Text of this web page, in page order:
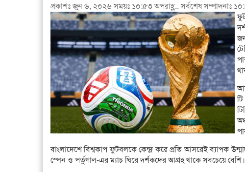
প্রকাশঃ জুন ৬, ২০২৬ সময়ঃ ১০:৫৩ অপরাহ্ণ.. সর্বশেষ সম্পাদনাঃ
বাংলাদেশে বিশ্বকাপ ফুটবলকে কেন্দ্র করে প্রতি আসরেই ব্যাপক
স্পেন ও পর্তুগাল-এর ম্যাচ ঘিরে দর্শকদের আগ্রহ থাকে সবচেয়ে